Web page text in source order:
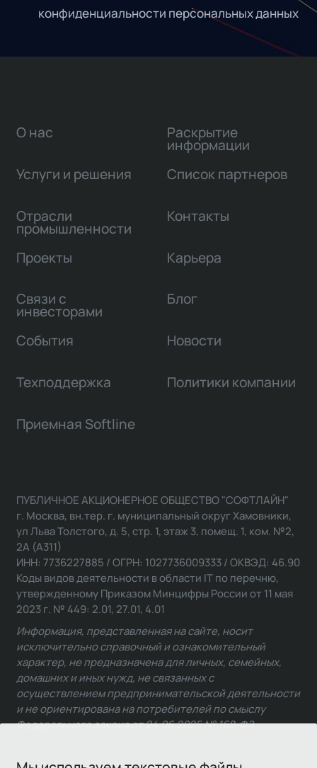
конфиденциальности персональных данных
О нас
Услуги и решения
Отрасли
промышленности
Проекты
Связи с
инвесторами
Раскрытие
информации
Список партнеров
Контакты
Карьера
Блог
События Новости
Техподдержка Политики компании
Приемная Softline
ПУБЛИЧНОЕ АКЦИОНЕРНОЕ ОБЩЕСТВО "СОФТЛАЙН"
г. Москва, вн.тер. г. муниципальный округ Хамовники,
ул Льва Толстого, д. 5, стр. 1, этаж 3, помещ. 1, ком. №2,
2А (А311)
ИНН: 7736227885 / ОГРН: 1027736009333 / ОКВЭД: 46.90
Коды видов деятельности в области IT по перечню,
утвержденному Приказом Минцифры России от 11 мая
2023 г. № 449: 2.01, 27.01, 4.01
Информация, представленная на сайте, носит
исключительно справочный и ознакомительный
характер, не предназначена для личных, семейных,
домашних и иных нужд, не связанных с
осуществлением предпринимательской деятельности
и не ориентирована на потребителей по смыслу
Федерального закона от 24.06.2025 № 168-ФЗ.